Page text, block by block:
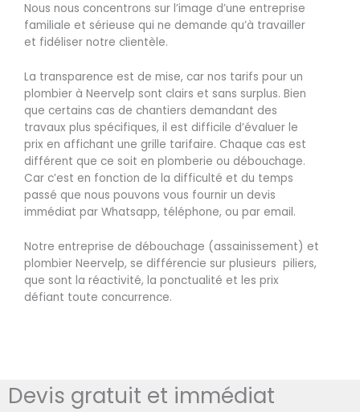
Nous nous concentrons sur l’image d’une entreprise
familiale et sérieuse qui ne demande qu’à travailler
et fidéliser notre clientèle.
La transparence est de mise, car nos tarifs pour un
plombier à Neervelp sont clairs et sans surplus. Bien
que certains cas de chantiers demandant des
travaux plus spécifiques, il est difficile d’évaluer le
prix en affichant une grille tarifaire. Chaque cas est
différent que ce soit en plomberie ou débouchage.
Car c’est en fonction de la difficulté et du temps
passé que nous pouvons vous fournir un devis
immédiat par Whatsapp, téléphone, ou par email.
Notre entreprise de débouchage (assainissement) et
plombier Neervelp, se différencie sur plusieurs piliers,
que sont la réactivité, la ponctualité et les prix
défiant toute concurrence.
Devis gratuit et immédiat